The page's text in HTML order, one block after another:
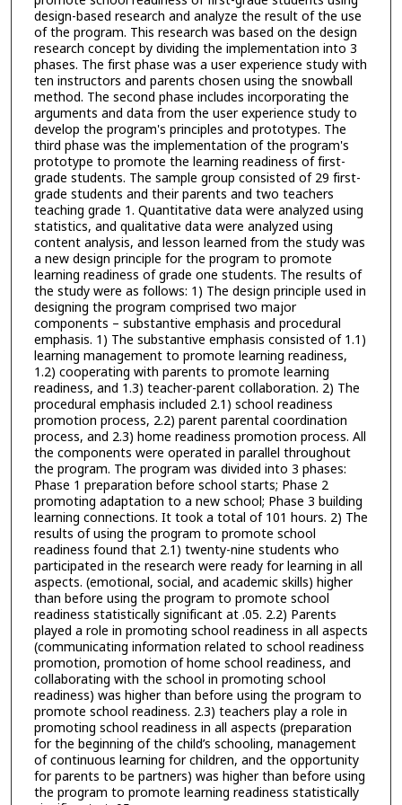
design-based research and analyze the result of the use
of the program. This research was based on the design
research concept by dividing the implementation into 3
phases. The first phase was a user experience study with
ten instructors and parents chosen using the snowball
method. The second phase includes incorporating the
arguments and data from the user experience study to
develop the program's principles and prototypes. The
third phase was the implementation of the program's
prototype to promote the learning readiness of first-
grade students. The sample group consisted of 29 first-
grade students and their parents and two teachers
teaching grade 1. Quantitative data were analyzed using
statistics, and qualitative data were analyzed using
content analysis, and lesson learned from the study was
a new design principle for the program to promote
learning readiness of grade one students. The results of
the study were as follows: 1) The design principle used in
designing the program comprised two major
components – substantive emphasis and procedural
emphasis. 1) The substantive emphasis consisted of 1.1)
learning management to promote learning readiness,
1.2) cooperating with parents to promote learning
readiness, and 1.3) teacher-parent collaboration. 2) The
procedural emphasis included 2.1) school readiness
promotion process, 2.2) parent parental coordination
process, and 2.3) home readiness promotion process. All
the components were operated in parallel throughout
the program. The program was divided into 3 phases:
Phase 1 preparation before school starts; Phase 2
promoting adaptation to a new school; Phase 3 building
learning connections. It took a total of 101 hours. 2) The
results of using the program to promote school
readiness found that 2.1) twenty-nine students who
participated in the research were ready for learning in all
aspects. (emotional, social, and academic skills) higher
than before using the program to promote school
readiness statistically significant at .05. 2.2) Parents
played a role in promoting school readiness in all aspects
(communicating information related to school readiness
promotion, promotion of home school readiness, and
collaborating with the school in promoting school
readiness) was higher than before using the program to
promote school readiness. 2.3) teachers play a role in
promoting school readiness in all aspects (preparation
for the beginning of the child’s schooling, management
of continuous learning for children, and the opportunity
for parents to be partners) was higher than before using
the program to promote learning readiness statistically